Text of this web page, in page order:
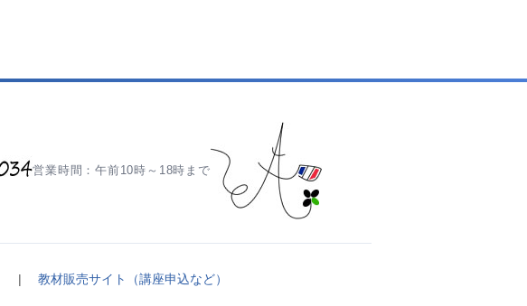
営業時間：午前10時～18時まで
| 教材販売サイト（講座申込など）